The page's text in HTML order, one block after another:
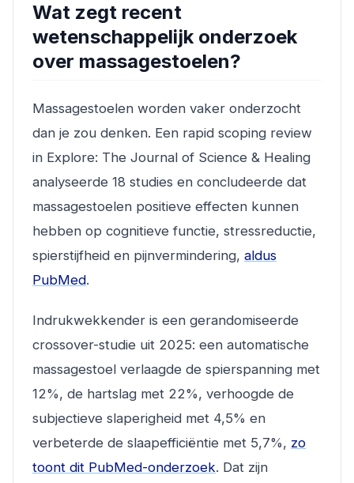
Wat zegt recent
wetenschappelijk onderzoek
over massagestoelen?
Massagestoelen worden vaker onderzocht
dan je zou denken. Een rapid scoping review
in Explore: The Journal of Science & Healing
analyseerde 18 studies en concludeerde dat
massagestoelen positieve effecten kunnen
hebben op cognitieve functie, stressreductie,
spierstijfheid en pijnvermindering, aldus
PubMed.
Indrukwekkender is een gerandomiseerde
crossover-studie uit 2025: een automatische
massagestoel verlaagde de spierspanning met
12%, de hartslag met 22%, verhoogde de
subjectieve slaperigheid met 4,5% en
verbeterde de slaapefficiëntie met 5,7%, zo
toont dit PubMed-onderzoek. Dat zijn